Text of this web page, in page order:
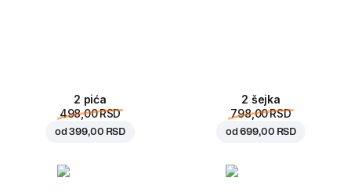
2 pića
498,00 RSD
od399,00 RSD
2 šejka
798,00 RSD
od699,00 RSD